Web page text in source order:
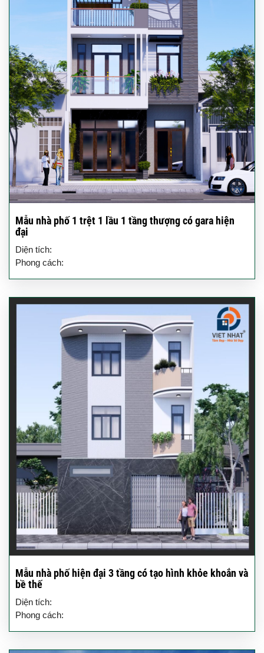
Mẫu nhà phố 1 trệt 1 lầu 1 tầng thượng có gara hiện
đại
Diện tích:
Phong cách:
Mẫu nhà phố hiện đại 3 tầng có tạo hình khỏe khoắn và
bề thế
Diện tích:
Phong cách: